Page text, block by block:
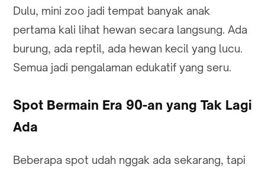
Dulu, mini zoo jadi tempat banyak anak
pertama kali lihat hewan secara langsung. Ada
burung, ada reptil, ada hewan kecil yang lucu.
Semua jadi pengalaman edukatif yang seru.
Spot Bermain Era 90-an yang Tak Lagi
Ada
Beberapa spot udah nggak ada sekarang, tapi